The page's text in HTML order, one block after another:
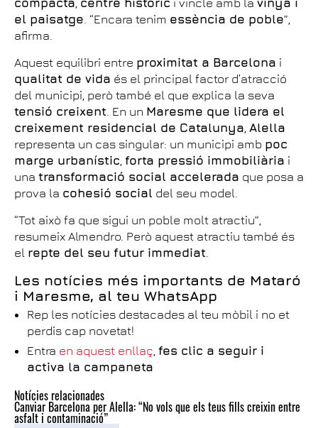
Notícies relacionades
Canviar Barcelona per Alella: “No vols que els teus fills creixin entre
asfalt i contaminació”
compacta, centre històric i vincle amb la vinya i
el paisatge. “Encara tenim essència de poble”,
afirma.
Aquest equilibri entre proximitat a Barcelona i
qualitat de vida és el principal factor d’atracció
del municipi, però també el que explica la seva
tensió creixent. En un Maresme que lidera el
creixement residencial de Catalunya, Alella
representa un cas singular: un municipi amb poc
marge urbanístic, forta pressió immobiliària i
una transformació social accelerada que posa a
prova la cohesió social del seu model.
“Tot això fa que sigui un poble molt atractiu”,
resumeix Almendro. Però aquest atractiu també és
el repte del seu futur immediat.
Les notícies més importants de Mataró
i Maresme, al teu WhatsApp
Rep les notícies destacades al teu mòbil i no et
perdis cap novetat!
Entra en aquest enllaç, fes clic a seguir i
activa la campaneta